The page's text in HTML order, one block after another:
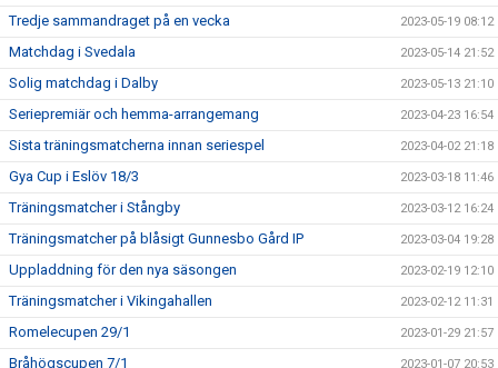
Tredje sammandraget på en vecka 2023-05-19 08:12
Matchdag i Svedala 2023-05-14 21:52
Solig matchdag i Dalby 2023-05-13 21:10
Seriepremiär och hemma-arrangemang 2023-04-23 16:54
Sista träningsmatcherna innan seriespel 2023-04-02 21:18
Gya Cup i Eslöv 18/3 2023-03-18 11:46
Träningsmatcher i Stångby 2023-03-12 16:24
Träningsmatcher på blåsigt Gunnesbo Gård IP 2023-03-04 19:28
Uppladdning för den nya säsongen 2023-02-19 12:10
Träningsmatcher i Vikingahallen 2023-02-12 11:31
Romelecupen 29/1 2023-01-29 21:57
Bråhögscupen 7/1 2023-01-07 20:53